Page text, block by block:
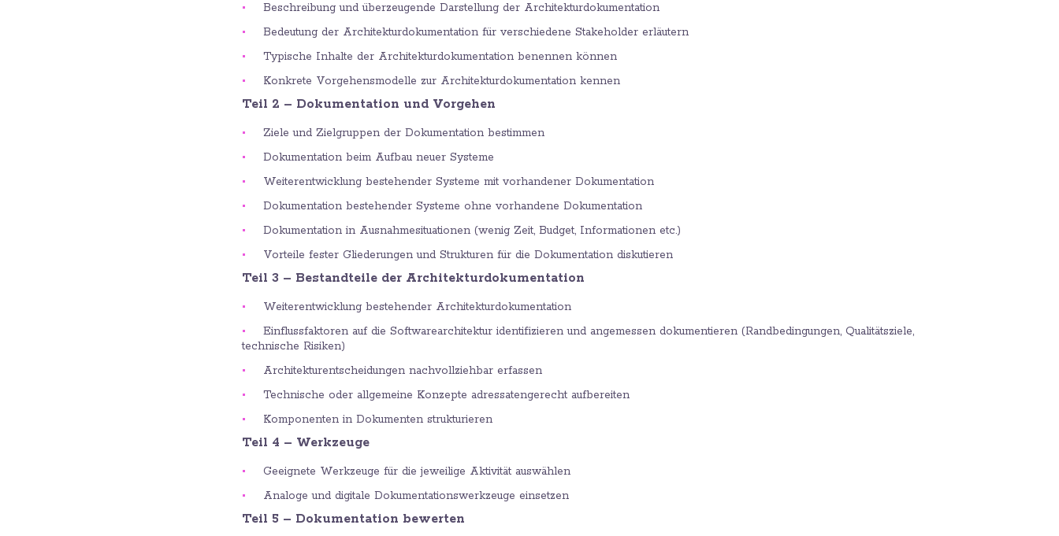
Beschreibung und überzeugende Darstellung der Architekturdokumentation
Bedeutung der Architekturdokumentation für verschiedene Stakeholder erläutern
Typische Inhalte der Architekturdokumentation benennen können
Konkrete Vorgehensmodelle zur Architekturdokumentation kennen
Teil 2 – Dokumentation und Vorgehen
Ziele und Zielgruppen der Dokumentation bestimmen
Dokumentation beim Aufbau neuer Systeme
Weiterentwicklung bestehender Systeme mit vorhandener Dokumentation
Dokumentation bestehender Systeme ohne vorhandene Dokumentation
Dokumentation in Ausnahmesituationen (wenig Zeit, Budget, Informationen etc.)
Vorteile fester Gliederungen und Strukturen für die Dokumentation diskutieren
Teil 3 – Bestandteile der Architekturdokumentation
Weiterentwicklung bestehender Architekturdokumentation
Einflussfaktoren auf die Softwarearchitektur identifizieren und angemessen dokumentieren (Randbedingungen, Qualitätsziele,
technische Risiken)
Architekturentscheidungen nachvollziehbar erfassen
Technische oder allgemeine Konzepte adressatengerecht aufbereiten
Komponenten in Dokumenten strukturieren
Teil 4 – Werkzeuge
Geeignete Werkzeuge für die jeweilige Aktivität auswählen
Analoge und digitale Dokumentationswerkzeuge einsetzen
Teil 5 – Dokumentation bewerten